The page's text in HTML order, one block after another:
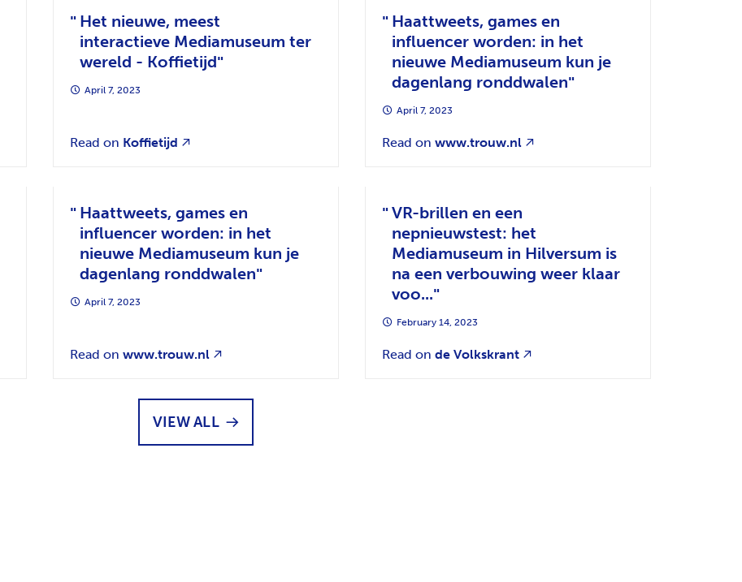
Het nieuwe, meest
interactieve Mediamuseum ter
wereld - Koffietijd
April 7, 2023
Read on Koffietijd
Haattweets, games en
influencer worden: in het
nieuwe Mediamuseum kun je
dagenlang ronddwalen
April 7, 2023
Read on www.trouw.nl
Haattweets, games en
influencer worden: in het
nieuwe Mediamuseum kun je
dagenlang ronddwalen
April 7, 2023
Read on www.trouw.nl
VR-brillen en een
nepnieuwstest: het
Mediamuseum in Hilversum is
na een verbouwing weer klaar
voo...
February 14, 2023
Read on de Volkskrant
VIEW ALL